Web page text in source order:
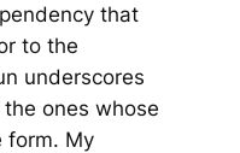
that
to the
underscores
ones whose
form. My